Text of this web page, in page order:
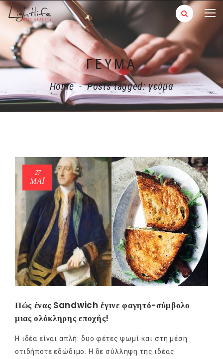
ΓΕΎΜΑ
Home - Posts tagged: γεύμα
27
ΜΑΪ́
Πώς ένας Sandwich έγινε φαγητό-σύμβολο
μιας ολόκληρης εποχής!
Η ιδέα είναι απλή: δυο φέτες ψωμί και στη μέση
οτιδήποτε εδώδιμο. Η δε σύλληψη της ιδέας